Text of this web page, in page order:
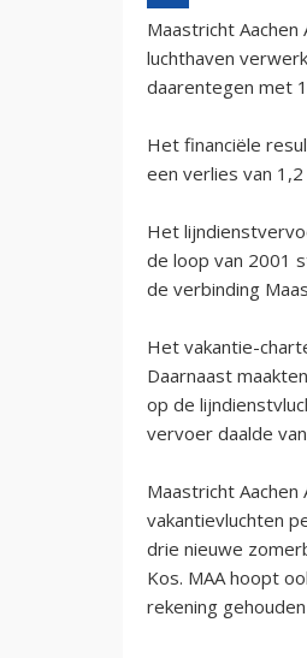
Maastricht
luchthaven
daarentegen met
Het financiële
een verlies van
Het
de loop van 2001
de verbinding
Het vakantie-
Daarnaast
op de
vervoer daalde
Maastricht
vakantievluchten
drie nieuwe
Kos. MAA hoopt
rekening